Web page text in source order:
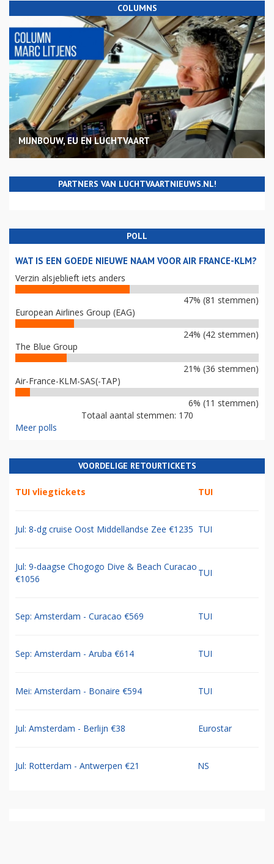
COLUMNS
MIJNBOUW, EU EN LUCHTVAART
PARTNERS VAN LUCHTVAARTNIEUWS.NL!
POLL
WAT IS EEN GOEDE NIEUWE NAAM VOOR AIR FRANCE-KLM?
Verzin alsjeblieft iets anders
47% (81 stemmen)
European Airlines Group (EAG)
24% (42 stemmen)
The Blue Group
21% (36 stemmen)
Air-France-KLM-SAS(-TAP)
6% (11 stemmen)
Totaal aantal stemmen: 170
Meer polls
VOORDELIGE RETOURTICKETS
TUI vliegtickets TUI
Jul: 8-dg cruise Oost Middellandse Zee €1235 TUI
Jul: 9-daagse Chogogo Dive & Beach Curacao
€1056
TUI
Sep: Amsterdam - Curacao €569 TUI
Sep: Amsterdam - Aruba €614 TUI
Mei: Amsterdam - Bonaire €594 TUI
Jul: Amsterdam - Berlijn €38 Eurostar
Jul: Rotterdam - Antwerpen €21 NS